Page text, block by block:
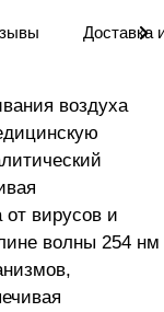
Доставка
воздуха
вирусов и
волны 254 нм